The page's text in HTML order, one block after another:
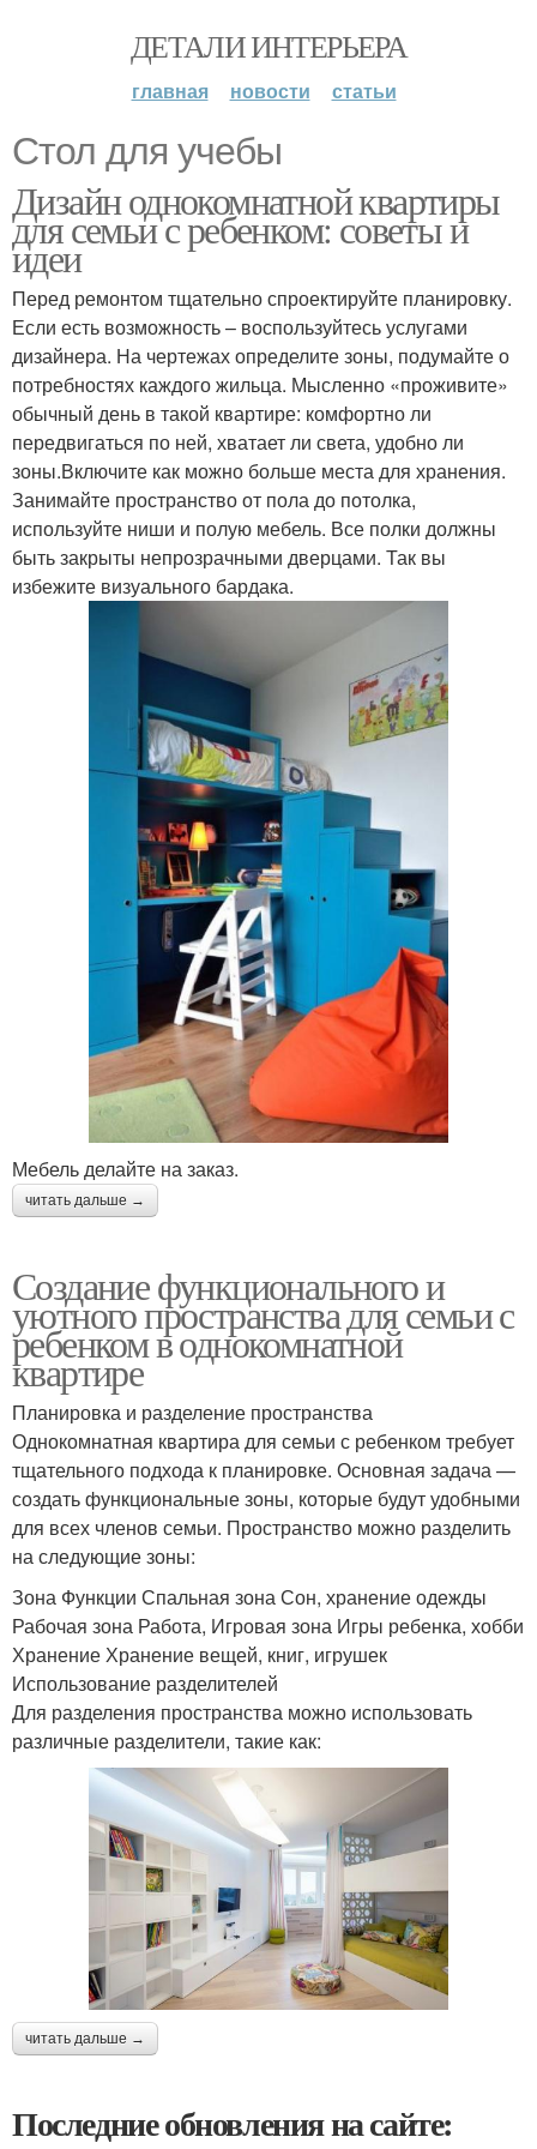
ДЕТАЛИ ИНТЕРЬЕРА
главная новости статьи
Стол для учебы
Дизайн однокомнатной квартиры
для семьи с ребенком: советы и
идеи
Перед ремонтом тщательно спроектируйте планировку.
Если есть возможность – воспользуйтесь услугами
дизайнера. На чертежах определите зоны, подумайте о
потребностях каждого жильца. Мысленно «проживите»
обычный день в такой квартире: комфортно ли
передвигаться по ней, хватает ли света, удобно ли
зоны.Включите как можно больше места для хранения.
Занимайте пространство от пола до потолка,
используйте ниши и полую мебель. Все полки должны
быть закрыты непрозрачными дверцами. Так вы
избежите визуального бардака.
Мебель делайте на заказ.
читать дальше →
Создание функционального и
уютного пространства для семьи с
ребенком в однокомнатной
квартире
Планировка и разделение пространства
Однокомнатная квартира для семьи с ребенком требует
тщательного подхода к планировке. Основная задача —
создать функциональные зоны, которые будут удобными
для всех членов семьи. Пространство можно разделить
на следующие зоны:
Зона Функции Спальная зона Сон, хранение одежды
Рабочая зона Работа, Игровая зона Игры ребенка, хобби
Хранение Хранение вещей, книг, игрушек
Использование разделителей
Для разделения пространства можно использовать
различные разделители, такие как:
читать дальше →
Последние обновления на сайте: